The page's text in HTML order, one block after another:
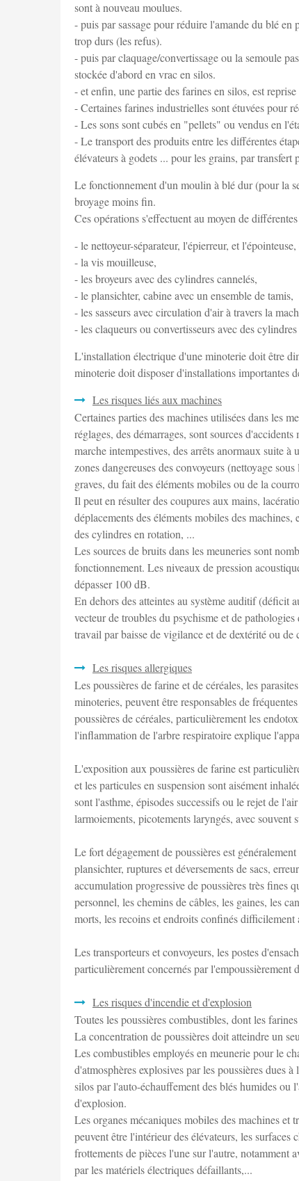
sont à nouveau moulues.
- puis par sassage pour réduire l'amande du blé en
trop durs (les refus).
- puis par claquage/convertissage ou la semoule
stockée d'abord en vrac en silos.
- et enfin, une partie des farines en silos, est
- Certaines farines industrielles sont étuvées pour
- Les sons sont cubés en "pellets" ou vendus en
- Le transport des produits entre les différentes
élévateurs à godets ... pour les grains, par transfert
Le fonctionnement d'un moulin à blé dur (pour la
broyage moins fin.
Ces opérations s'effectuent au moyen de
- le nettoyeur-séparateur, l'épierreur, et
- la vis mouilleuse,
- les broyeurs avec des cylindres cannelés,
- le plansichter, cabine avec un ensemble de tamis,
- les sasseurs avec circulation d'air à travers la
- les claqueurs ou convertisseurs avec des cylindres
L'installation électrique d'une minoterie doit être
minoterie doit disposer d'installations importantes
Les risques liés aux machines
Certaines parties des machines utilisées dans les
réglages, des démarrages, sont sources
marche intempestives, des arrêts anormaux suite
zones dangereuses des convoyeurs (nettoyage
graves, du fait des éléments mobiles ou de la
Il peut en résulter des coupures aux mains,
déplacements des éléments mobiles des
des cylindres en rotation, ...
Les sources de bruits dans les meuneries sont
fonctionnement. Les niveaux de pression
dépasser 100 dB.
En dehors des atteintes au système auditif (déficit
vecteur de troubles du psychisme et de
travail par baisse de vigilance et de dextérité ou de
Les risques allergiques
Les poussières de farine et de céréales, les
minoteries, peuvent être responsables de
poussières de céréales, particulièrement les
l'inflammation de l'arbre respiratoire explique
L'exposition aux poussières de farine est
et les particules en suspension sont aisément
sont l'asthme, épisodes successifs ou le rejet de
larmoiements, picotements laryngés, avec souvent
Le fort dégagement de poussières est
plansichter, ruptures et déversements de sacs,
accumulation progressive de poussières très fines
personnel, les chemins de câbles, les gaines, les
morts, les recoins et endroits confinés difficilement
Les transporteurs et convoyeurs, les postes
particulièrement concernés par
Les risques d'incendie et d'explosion
Toutes les poussières combustibles, dont les
La concentration de poussières doit atteindre un
Les combustibles employés en meunerie pour le
d'atmosphères explosives par les poussières dues
silos par l'auto-échauffement des blés humides ou
d'explosion.
Les organes mécaniques mobiles des machines et
peuvent être l'intérieur des élévateurs, les surfaces
frottements de pièces l'une sur l'autre, notamment
par les matériels électriques défaillants,...